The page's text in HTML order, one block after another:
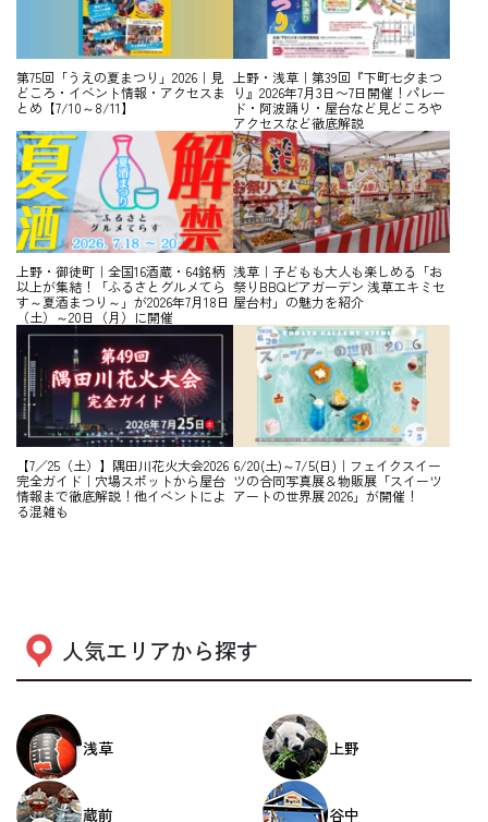
第75回「うえの夏まつり」2026｜見
どころ・イベント情報・アクセスま
とめ【7/10～8/11】
上野・浅草｜第39回『下町七夕まつ
り』2026年7月3日〜7日開催！パレー
ド・阿波踊り・屋台など見どころや
アクセスなど徹底解説
上野・御徒町｜全国16酒蔵・64銘柄
以上が集結！「ふるさとグルメてら
す～夏酒まつり～」が2026年7月18日
（土）～20日（月）に開催
浅草｜子どもも大人も楽しめる「お
祭りBBQビアガーデン 浅草エキミセ
屋台村」の魅力を紹介
【7／25（土）】隅田川花火大会2026
完全ガイド｜穴場スポットから屋台
情報まで徹底解説！他イベントによ
る混雑も
6/20(土)～7/5(日)｜フェイクスイー
ツの合同写真展＆物販展「スイーツ
アートの世界展 2026」が開催！
人気エリアから探す
浅草 上野
蔵前 谷中